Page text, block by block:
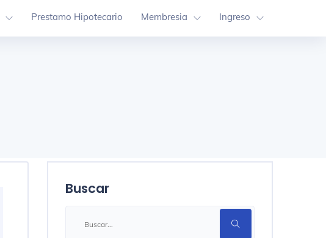
Prestamo Hipotecario Membresia Ingreso
Buscar